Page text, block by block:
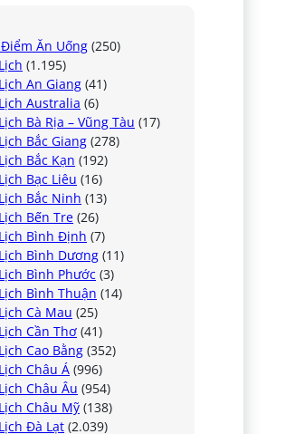
Ăn Uống (250)
(1.195)
An Giang (41)
Australia (6)
Bà Rịa – Vũng Tàu (17)
Bắc Giang (278)
Bắc Kạn (192)
Bạc Liêu (16)
Bắc Ninh (13)
Bến Tre (26)
Bình Định (7)
Bình Dương (11)
Bình Phước (3)
Bình Thuận (14)
Cà Mau (25)
Cần Thơ (41)
Cao Bằng (352)
Châu Á (996)
Châu Âu (954)
Châu Mỹ (138)
Đà Lạt (2.039)